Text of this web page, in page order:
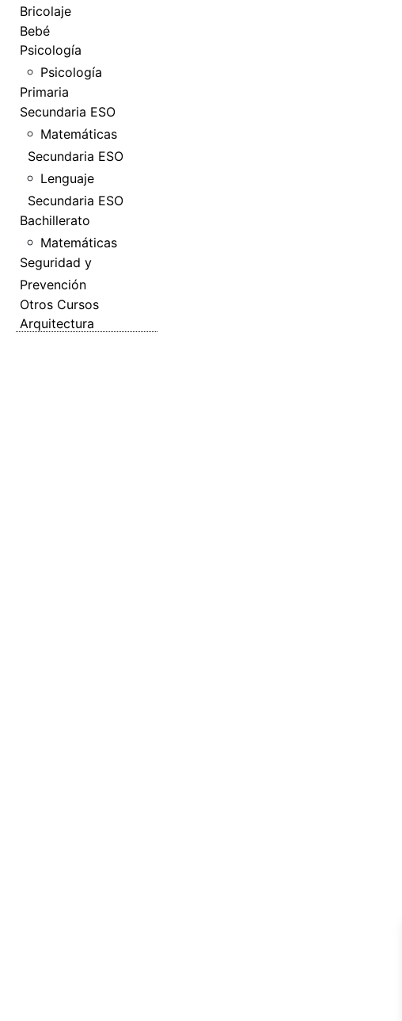
Bricolaje
Bebé
Psicología
Psicología
Primaria
Secundaria ESO
Matemáticas
Secundaria ESO
Lenguaje
Secundaria ESO
Bachillerato
Matemáticas
Seguridad y
Prevención
Otros Cursos
Arquitectura